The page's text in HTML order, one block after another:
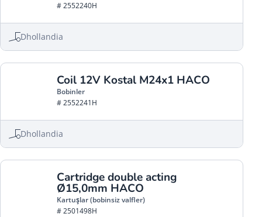
# 2552240H
Dhollandia
Coil 12V Kostal M24x1 HACO
Bobinler
# 2552241H
Dhollandia
Cartridge double acting
Ø15,0mm HACO
Kartuşlar (bobinsiz valfler)
# 2501498H